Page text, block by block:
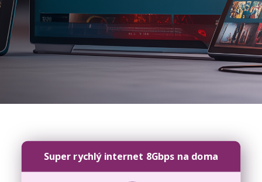
Super rychlý internet 8Gbps na doma